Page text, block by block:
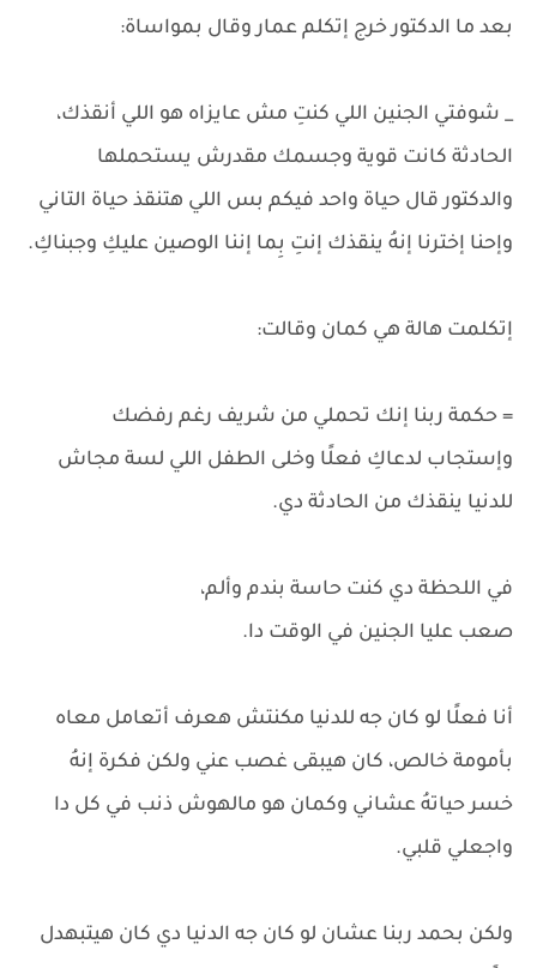
بعد ما الدكتور خرج إتكلم عمار وقال بمواساة:
_ شوفتي الجنين اللي كنتِ مش عايزاه هو اللي أنقذك،
الحادثة كانت قوية وجسمك مقدرش يستحملها
والدكتور قال حياة واحد فيكم بس اللي هتنقذ حياة التاني
وإحنا إخترنا إنهُ ينقذك إنتِ بِما إننا الوصين عليكِ وجبناكِ.
إتكلمت هالة هي كمان وقالت:
= حكمة ربنا إنك تحملي من شريف رغم رفضك
وإستجاب لدعاكِ فعلًا وخلى الطفل اللي لسة مجاش
للدنيا ينقذك من الحادثة دي.
في اللحظة دي كنت حاسة بندم وألم،
صعب عليا الجنين في الوقت دا.
أنا فعلًا لو كان جه للدنيا مكنتش هعرف أتعامل معاه
بأمومة خالص، كان هيبقى غصب عني ولكن فكرة إنهُ
خسر حياتهُ عشاني وكمان هو مالهوش ذنب في كل دا
واجعلي قلبي.
ولكن بحمد ربنا عشان لو كان جه الدنيا دي كان هيتبهدل